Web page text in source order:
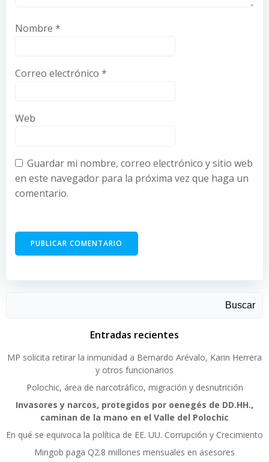
Nombre *
Correo electrónico *
Web
Guardar mi nombre, correo electrónico y sitio web
en este navegador para la próxima vez que haga un
comentario.
Buscar
Entradas recientes
MP solicita retirar la inmunidad a Bernardo Arévalo, Karin Herrera
y otros funcionarios
Polochic, área de narcotráfico, migración y desnutrición
Invasores y narcos, protegidos por oenegés de DD.HH.,
caminan de la mano en el Valle del Polochic
En qué se equivoca la política de EE. UU. Corrupción y Crecimiento
Mingob paga Q2.8 millones mensuales en asesores